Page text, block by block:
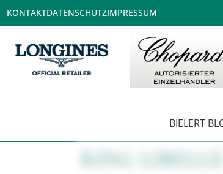
KONTAKTDATENSCHUTZIMPRESSUM
BIELERT
RING